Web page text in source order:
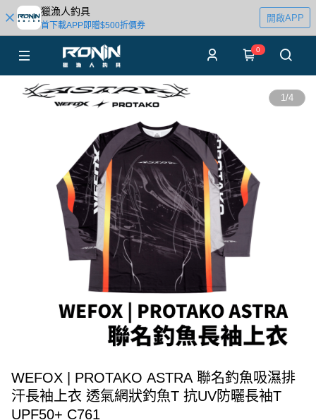
獵漁人釣具
首下載APP即贈$500折價券
開啟APP
0
1/4
WEFOX | PROTAKO ASTRA 聯名釣魚吸濕排
汗長袖上衣 透氣網狀釣魚T 抗UV防曬長袖T
UPF50+ C761